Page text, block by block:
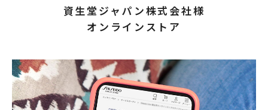
COMPANY
ACCESS
資生堂ジャパン株式会社様
オンラインストア